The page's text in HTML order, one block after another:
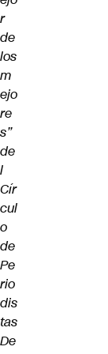
r
de
los
m
ejo
re
s”
de
l
Cír
cul
o
de
Pe
rio
dis
tas
De